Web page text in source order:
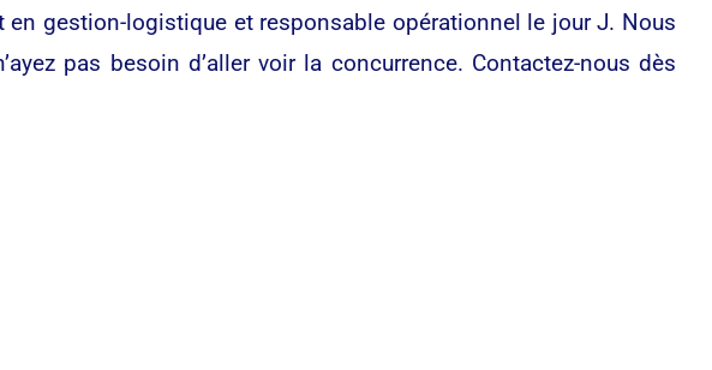
gestion-logistique et responsable opérationnel le jour J. Nous
pas besoin d’aller voir la concurrence. Contactez-nous dès